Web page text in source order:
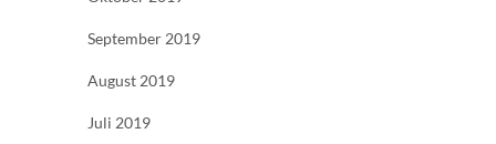
September 2019
August 2019
Juli 2019